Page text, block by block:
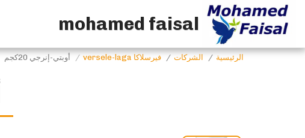
mohamed faisal
الرئيسية الشركات فيرسلاكا versele-laga أوبتي-إنرجي 20كجم